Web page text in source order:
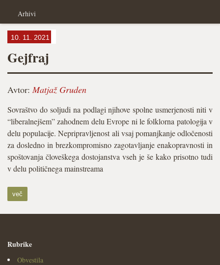
Arhivi
10. 11. 2021
Gejfraj
Avtor:Matjaž Gruden
Sovraštvo do soljudi na podlagi njihove spolne usmerjenosti niti v
“liberalnejšem” zahodnem delu Evrope ni le folklorna patologija v
delu populacije. Nepripravljenost ali vsaj pomanjkanje odločenosti
za dosledno in brezkompromisno zagotavljanje enakopravnosti in
spoštovanja človeškega dostojanstva vseh je še kako prisotno tudi
v delu političnega mainstreama
več
Rubrike
Obvestila